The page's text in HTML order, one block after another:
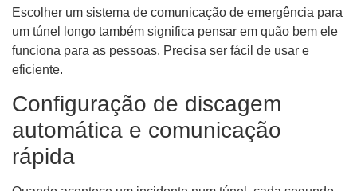
Escolher um sistema de comunicação de emergência para
um túnel longo também significa pensar em quão bem ele
funciona para as pessoas. Precisa ser fácil de usar e
eficiente.
Configuração de discagem
automática e comunicação
rápida